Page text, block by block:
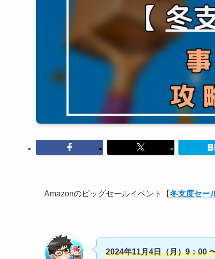
Amazonのビッグセールイベント【冬支度セー
2024年11月4日（月）9：00